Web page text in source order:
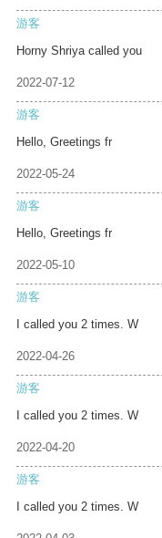
游客
Horny Shriya called you
2022-07-12
游客
Hello, Greetings fr
2022-05-24
游客
Hello, Greetings fr
2022-05-10
游客
I called you 2 times. W
2022-04-26
游客
I called you 2 times. W
2022-04-20
游客
I called you 2 times. W